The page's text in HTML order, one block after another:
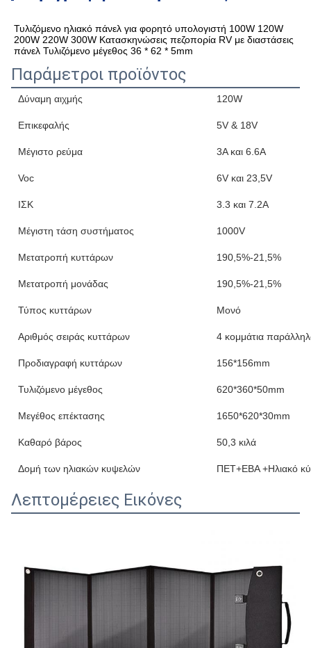
Τυλιζόμενο ηλιακό πάνελ για φορητό υπολογιστή 100W 120W
200W 220W 300W Κατασκηνώσεις πεζοπορία RV με διαστάσεις
πάνελ Τυλιζόμενο μέγεθος 36 * 62 * 5mm
Παράμετροι προϊόντος
Δύναμη αιχμής 120W
Επικεφαλής 5V & 18V
Μέγιστο ρεύμα 3Α και 6.6Α
Voc 6V και 23,5V
ΙΣΚ 3.3 και 7.2Α
Μέγιστη τάση συστήματος 1000V
Μετατροπή κυττάρων 190,5%-21,5%
Μετατροπή μονάδας 190,5%-21,5%
Τύπος κυττάρων Μονό
Αριθμός σειράς κυττάρων 4 κομμάτια
Προδιαγραφή κυττάρων 156*156mm
Τυλιζόμενο μέγεθος 620*360*50mm
Μεγέθος επέκτασης 1650*620*30mm
Καθαρό βάρος 50,3 κιλά
Δομή των ηλιακών κυψελών ΠΕΤ+ΕΒΑ +Ηλιακό
Λεπτομέρειες Εικόνες